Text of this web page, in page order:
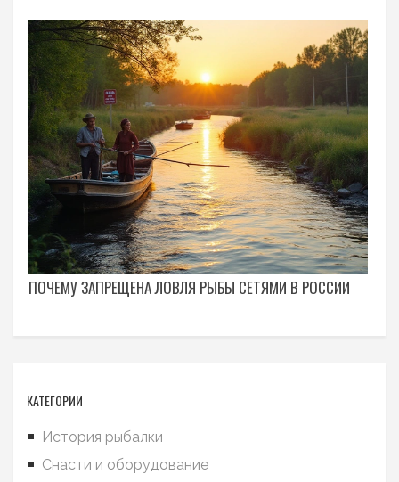
ПОЧЕМУ ЗАПРЕЩЕНА ЛОВЛЯ РЫБЫ СЕТЯМИ В РОССИИ
КАТЕГОРИИ
История рыбалки
Снасти и оборудование